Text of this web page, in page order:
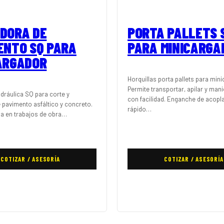
DE
SQ PARA
SQ para corte y
asfáltico y concreto.
en trabajos de obra…
COTIZAR / ASESORÍA
PORTA PALLETS
PARA
Horquillas porta pallets para
Permite transportar, apilar y
con facilidad. Enganche de
rápido…
COTIZAR / ASESORÍA